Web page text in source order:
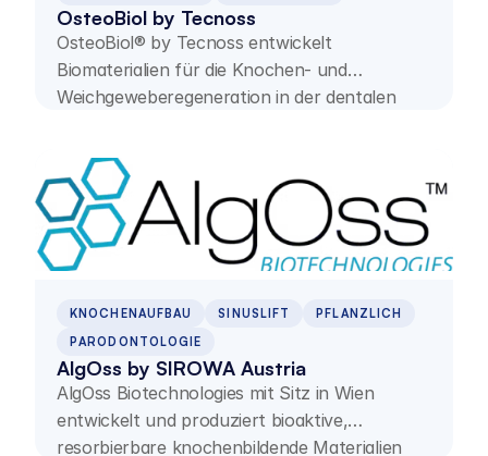
OsteoBiol by Tecnoss
OsteoBiol® by Tecnoss entwickelt
Biomaterialien für die Knochen- und
Weichgeweberegeneration in der dentalen
Kollagenmembranen für regenerative
Anwendungen.
KNOCHENAUFBAU SINUSLIFT
PFLANZLICH
PARODONTOLOGIE
AlgOss by SIROWA Austria
AlgOss Biotechnologies mit Sitz in Wien
entwickelt und produziert bioaktive,
resorbierbare knochenbildende Materialien